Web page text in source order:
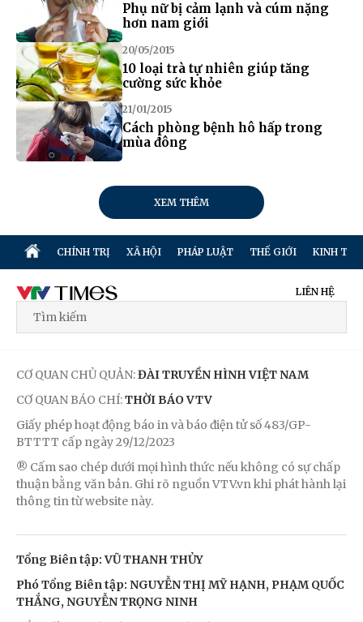
Phụ nữ bị cảm lạnh và cúm nặng
hơn nam giới
20/05/2015
10 loại trà tự nhiên giúp tăng
cường sức khỏe
21/01/2015
Cách phòng bệnh hô hấp trong
mùa đông
XEM THÊM
CHÍNH TRỊ XÃ HỘI PHÁP LUẬT THẾ GIỚI KINH TẾ
LIÊN HỆ
CƠ QUAN CHỦ QUẢN:ĐÀI TRUYỀN HÌNH VIỆT NAM
CƠ QUAN BÁO CHÍ:THỜI BÁO VTV
Giấy phép hoạt động báo in và báo điện tử số 483/GP-
BTTTT cấp ngày 29/12/2023
® Cấm sao chép dưới mọi hình thức nếu không có sự chấp
thuận bằng văn bản. Ghi rõ nguồn VTV.vn khi phát hành lại
thông tin từ website này.
Tổng Biên tập: VŨ THANH THỦY
Phó Tổng Biên tập: NGUYỄN THỊ MỸ HẠNH, PHẠM QUỐC
THẮNG, NGUYỄN TRỌNG NINH